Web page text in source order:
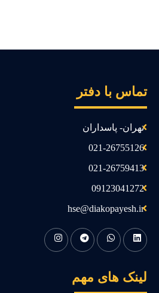
با دفتر
تهران- پاسداران
021-26755126
021-26759413
09123041272
hse@diakopayesh.ir
های مهم